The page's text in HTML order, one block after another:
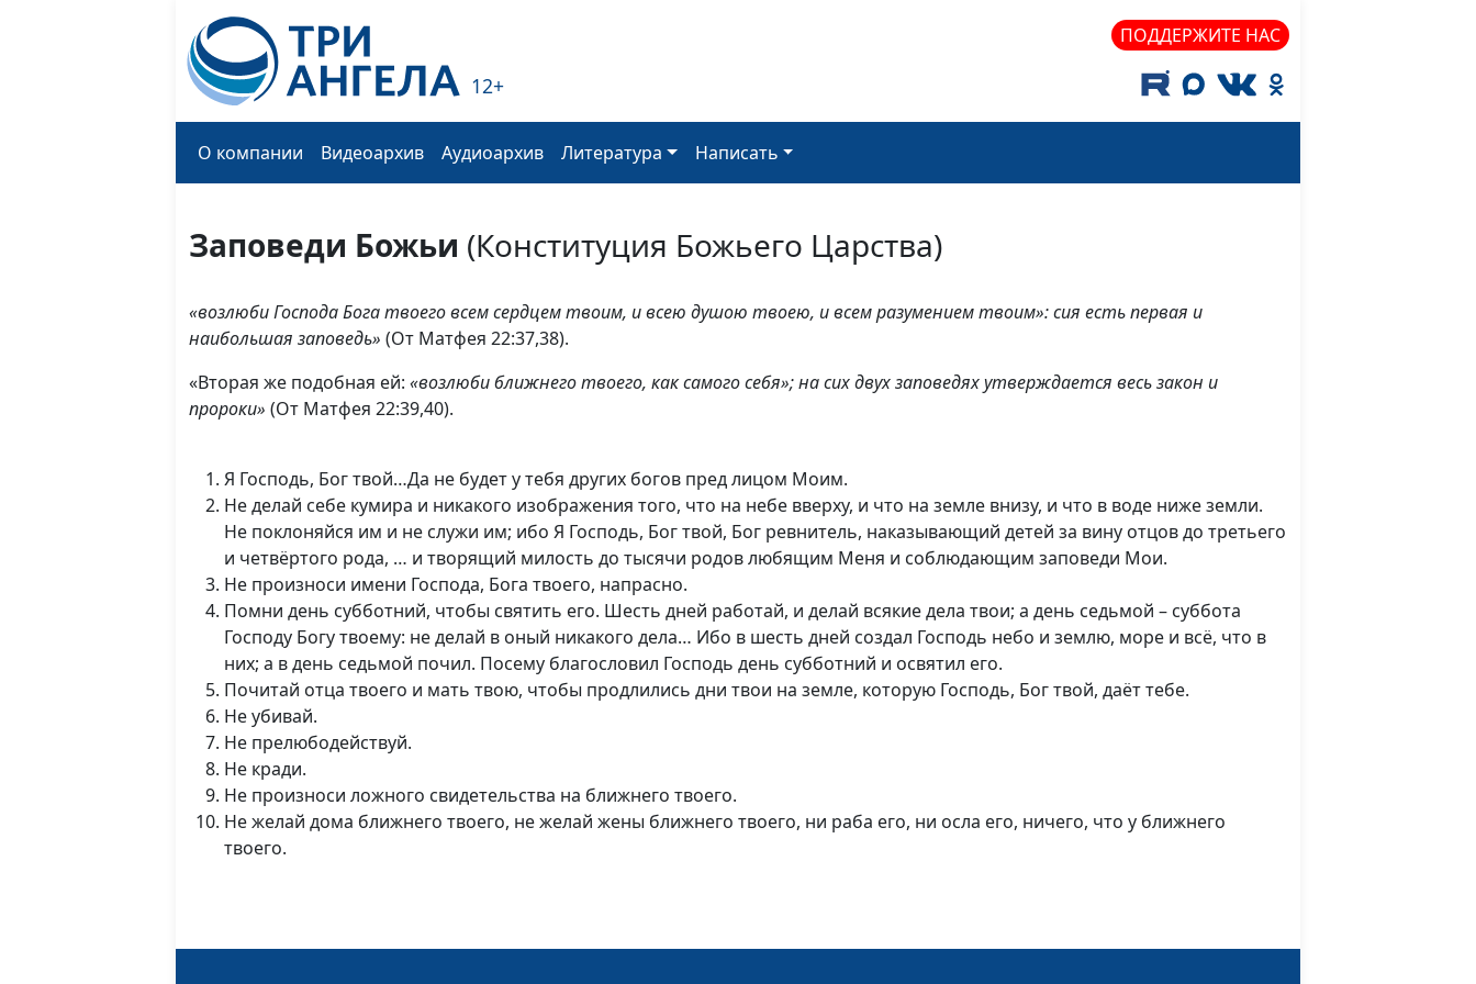
12+
ПОДДЕРЖИТЕ НАС
О компании Видеоархив Аудиоархив Литература Написать
Заповеди Божьи (Конституция Божьего Царства)
«возлюби Господа Бога твоего всем сердцем твоим, и всею душою твоею, и всем разумением твоим»: сия есть первая и
наибольшая заповедь» (От Матфея 22:37,38).
«Вторая же подобная ей: «возлюби ближнего твоего, как самого себя»; на сих двух заповедях утверждается весь закон и
пророки» (От Матфея 22:39,40).
Я Господь, Бог твой…Да не будет у тебя других богов пред лицом Моим.
Не делай себе кумира и никакого изображения того, что на небе вверху, и что на земле внизу, и что в воде ниже земли.
Не поклоняйся им и не служи им; ибо Я Господь, Бог твой, Бог ревнитель, наказывающий детей за вину отцов до третьего
и четвёртого рода, … и творящий милость до тысячи родов любящим Меня и соблюдающим заповеди Мои.
Не произноси имени Господа, Бога твоего, напрасно.
Помни день субботний, чтобы святить его. Шесть дней работай, и делай всякие дела твои; а день седьмой – суббота
Господу Богу твоему: не делай в оный никакого дела… Ибо в шесть дней создал Господь небо и землю, море и всё, что в
них; а в день седьмой почил. Посему благословил Господь день субботний и освятил его.
Почитай отца твоего и мать твою, чтобы продлились дни твои на земле, которую Господь, Бог твой, даёт тебе.
Не убивай.
Не прелюбодействуй.
Не кради.
Не произноси ложного свидетельства на ближнего твоего.
Не желай дома ближнего твоего, не желай жены ближнего твоего, ни раба его, ни осла его, ничего, что у ближнего
твоего.